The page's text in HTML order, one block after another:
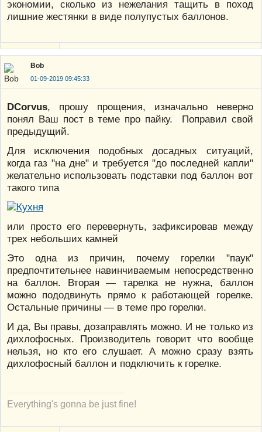
экономии, сколько из нежелания тащить в поход
лишние жестянки в виде полупустых баллонов.
Bob
01-09-2019 09:45:33
DCorvus, прошу прощения, изначально неверно
понял Ваш пост в теме про пайку. Поправил свой
предыдущий.
Для исключения подобных досадных ситуаций,
когда газ "на дне" и требуется "до последней капли"
желательно использовать подставки под баллон вот
такого типа
или просто его перевернуть, зафиксировав между
трех небольших камней
Это одна из причин, почему горелки "паук"
предпочтительнее навинчиваемым непосредственно
на баллон. Вторая — тарелка не нужна, баллон
можно пододвинуть прямо к работающей горелке.
Остальные причины — в теме про горелки.
И да, Вы правы, дозаправлять можно. И не только из
дихлофосных. Производитель говорит что вообще
нельзя, но кто его слушает. А можно сразу взять
дихлофосный баллон и подключить к горелке.
Everything's gonna be just fine!